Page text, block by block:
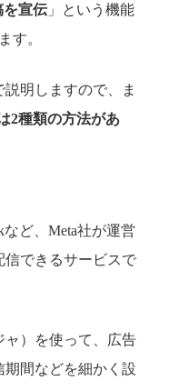
を宣伝」という機能
す。
明しますので、ま
2種類の方法があ
など、Meta社が運営
信できるサービスで
ャ）を使って、広告
間などを細かく設